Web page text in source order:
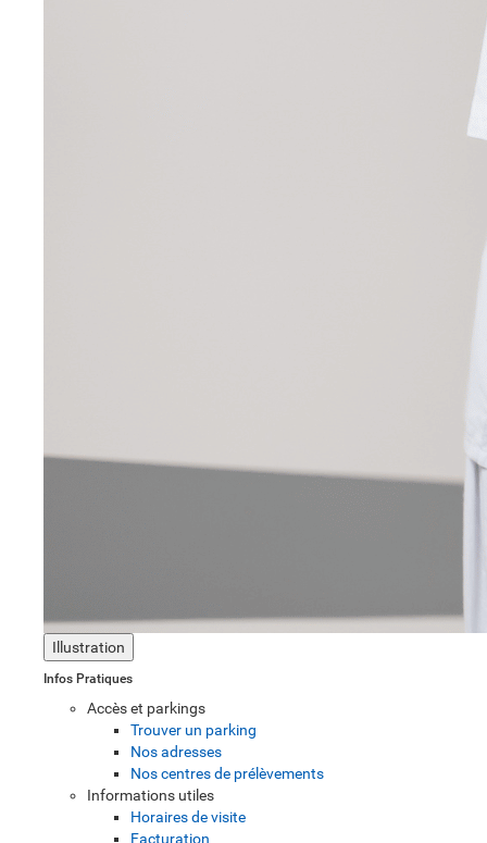
Illustration
Infos Pratiques
Accès et parkings
Trouver un parking
Nos adresses
Nos centres de prélèvements
Informations utiles
Horaires de visite
Facturation